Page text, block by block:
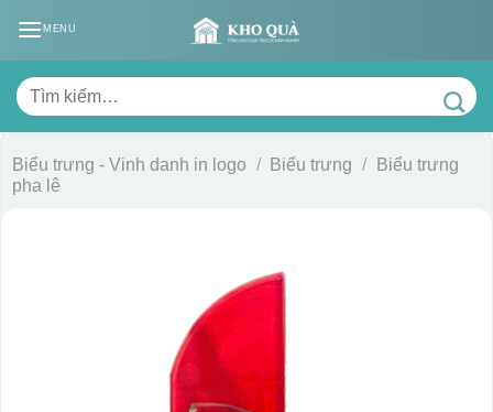
MENU
Tìm
kiếm:
Biểu trưng - Vinh danh in logo / Biểu trưng /
Biểu trưng
pha lê